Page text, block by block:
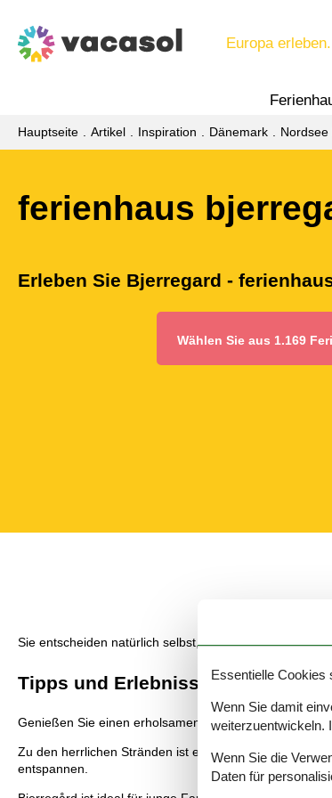
Europa
Hauptseite Artikel Inspiration Dänemark
ferienhaus
Erleben Sie Bjerregard -
Wählen Sie aus 1.169
Sie entscheiden natürlich selbst, wie Sie die Zeit in
Tipps und Erlebnisse
Genießen Sie einen erholsamen Urlaub fernab der
Zu den herrlichen Stränden ist es in Bjerregård nie
entspannen.
Essentielle Cookies
Wenn Sie damit
weiterzuentwickeln.
Wenn Sie die
Daten für